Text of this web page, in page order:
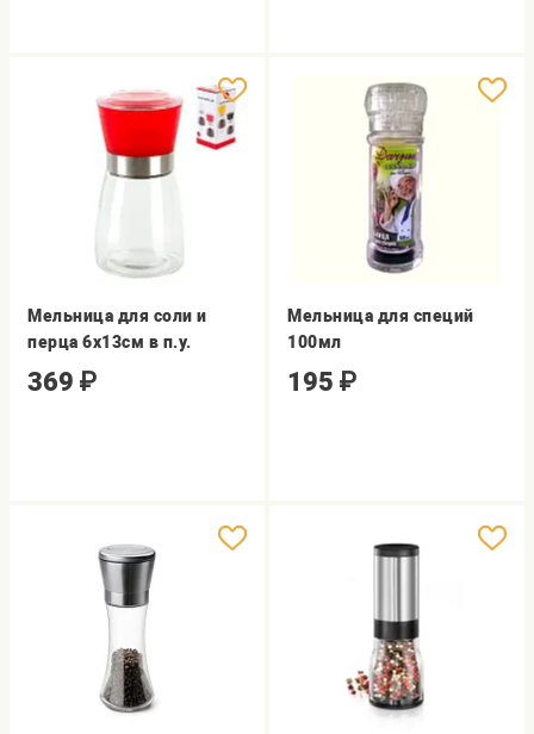
Мельница для соли и
перца 6х13см в п.у.
369 ₽
Мельница для специй
100мл
195 ₽